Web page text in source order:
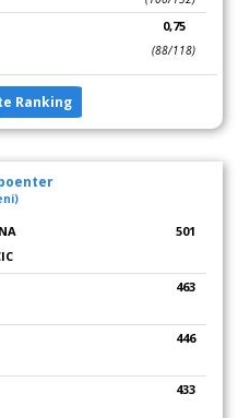
0,75
(88/118)
Ranking
501
463
446
433